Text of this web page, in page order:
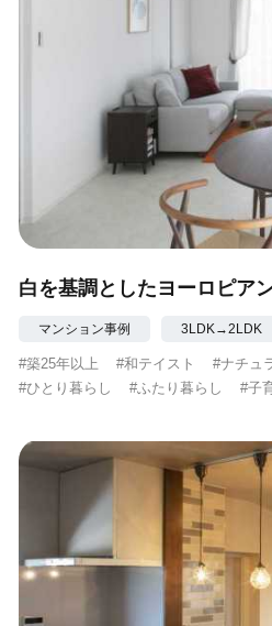
白を基調としたヨーロピア
マンション事例 3LDK→2LDK
#築25年以上 #和テイスト #ナチュ
#ひとり暮らし
#ふたり暮らし #子